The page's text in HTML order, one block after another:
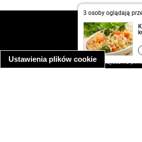
Ustawienia plików cookie
3 osoby oglądają
kontakt
regulamin
informacja o
informacja o wykorzystaniu